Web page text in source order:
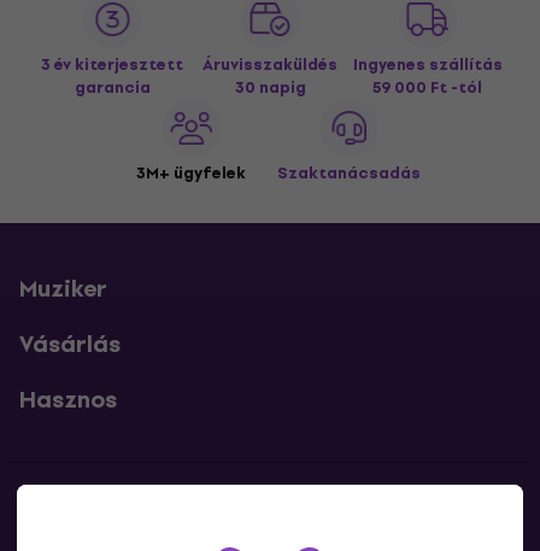
3 év kiterjesztett
garancia
Áruvisszaküldés
30 napig
Ingyenes szállítás
59 000 Ft -tól
3M+ ügyfelek Szaktanácsadás
Muziker
Vásárlás
Hasznos